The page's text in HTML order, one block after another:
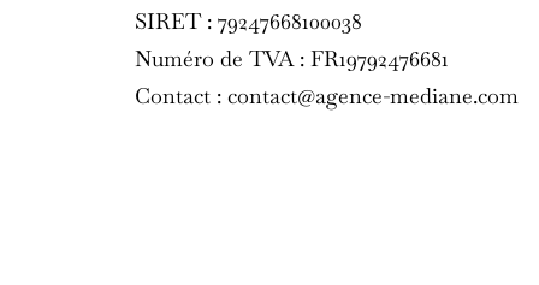
SIRET : 79247668100038
Numéro de TVA : FR19792476681
Contact : contact@agence-mediane.com